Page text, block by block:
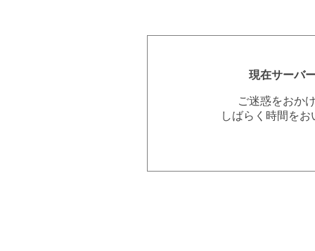
現在サーバ
ご迷惑をおか
しばらく時間を